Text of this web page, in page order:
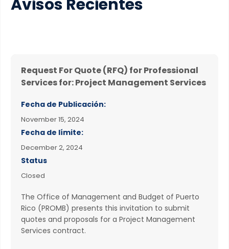
Avisos Recientes
Request For Quote (RFQ) for Professional
Services for: Project Management Services
Fecha de Publicación:
November 15, 2024
Fecha de límite:
December 2, 2024
Status
Closed
The Office of Management and Budget of Puerto
Rico (PROMB) presents this invitation to submit
quotes and proposals for a Project Management
Services contract.